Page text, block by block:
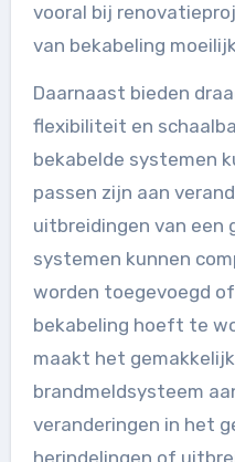
vooral bij
van bekabeling
Daarnaast bieden
flexibiliteit en
bekabelde systemen
passen zijn aan
uitbreidingen van een
systemen kunnen
worden toegevoegd
bekabeling hoeft te
maakt het
brandmeldsysteem
veranderingen in het
herindelingen of